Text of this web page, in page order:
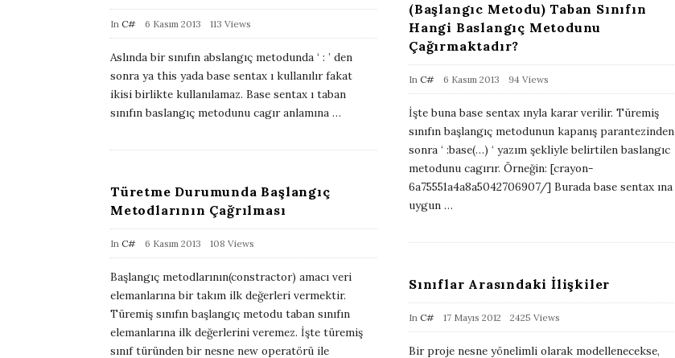
In C#
P
i
h
a
e
6 Kasım 2013 113 Views
Aslında bir sınıfın abslangıç metodunda ‘ : ’ den
sonra ya this yada base sentax ı kullanılır fakat
ikisi birlikte kullanılamaz. Base sentax ı taban
sınıfın baslangıç metodunu cagır anlamına …
(Başlangıc Metodu) Taban Sınıfın
Hangi Baslangıç Metodunu
Çağırmaktadır?
In C#
P
i
s
h
6 Kasım 2013 94 Views
İşte buna base sentax ınyla karar verilir. Türemiş
sınıfın başlangıç metodunun kapanış parantezinden
sonra ‘ :base(…) ‘ yazım şekliyle belirtilen baslangıc
metodunu cagırır. Örneğin: [crayon-
6a75551a4a8a5042706907/] Burada base sentax ına
uygun …
Türetme Durumunda Başlangıç
Metodlarının Çağrılması
In C#
P
b
l
i
s
6 Kasım 2013 108 Views
Başlangıç metodlarının(constractor) amacı veri
elemanlarına bir takım ilk değerleri vermektir.
Türemiş sınıfın başlangıç metodu taban sınıfın
elemanlarına ilk değerlerini veremez. İşte türemiş
sınıf türünden bir nesne new operatörü ile
Sınıflar Arasındaki İlişkiler
In C#
P
17 Mayıs 2012 2425 Views
Bir proje nesne yönelimli olarak modellenecekse,